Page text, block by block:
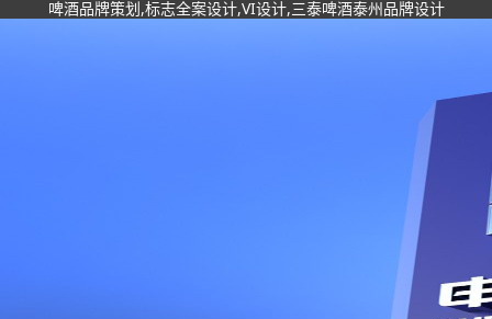
啤酒品牌策划,标志全案设计,VI设计,三泰啤酒泰州品牌设计